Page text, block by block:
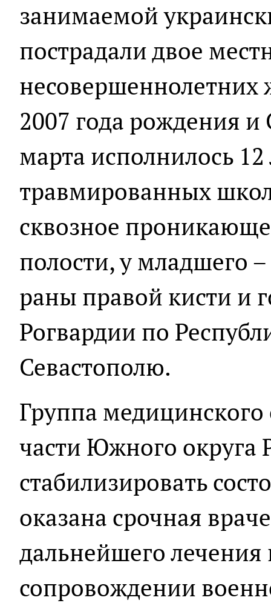
занимаемой
пострадали двое
несовершеннолетних
2007 года рождения
марта исполнилось
травмированных
сквозное
полости, у младшего
раны правой кисти и
Рогвардии по
Севастополю.
Группа
части Южного округа
стабилизировать
оказана срочная
дальнейшего
сопровождении